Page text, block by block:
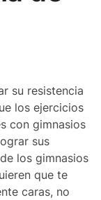
su resistencia
los ejercicios
con gimnasios
sus
los gimnasios
que te
caras, no